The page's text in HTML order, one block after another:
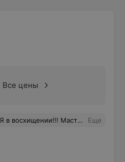
Все цены
ненавязчивая беседа сделала процедуру ещё более комфортной! Огромное спасибо Ольге!!!! Еще